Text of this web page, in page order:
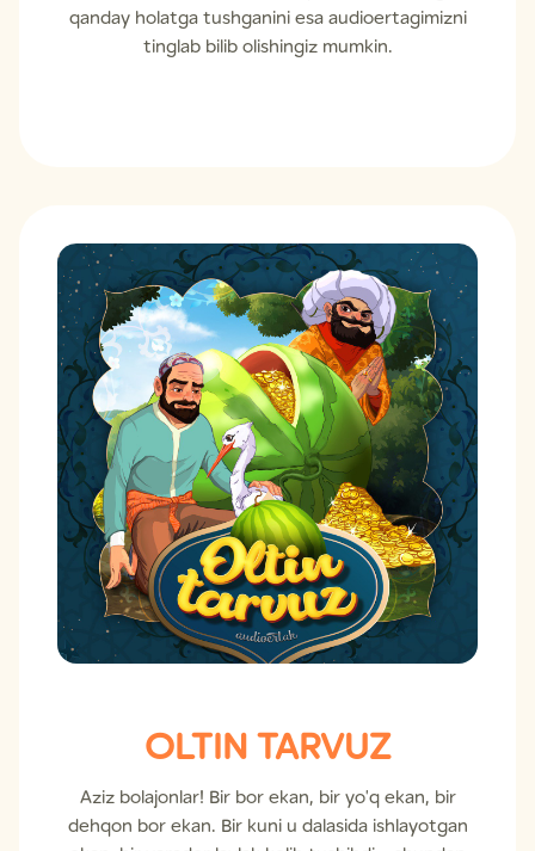
qanday holatga tushganini esa audioertagimizni
tinglab bilib olishingiz mumkin.
OLTIN TARVUZ
Aziz bolajonlar! Bir bor ekan, bir yo'q ekan, bir
dehqon bor ekan. Bir kuni u dalasida ishlayotgan